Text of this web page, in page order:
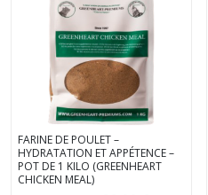
FARINE DE POULET –
HYDRATATION ET APPÉTENCE –
POT DE 1 KILO (GREENHEART
CHICKEN MEAL)